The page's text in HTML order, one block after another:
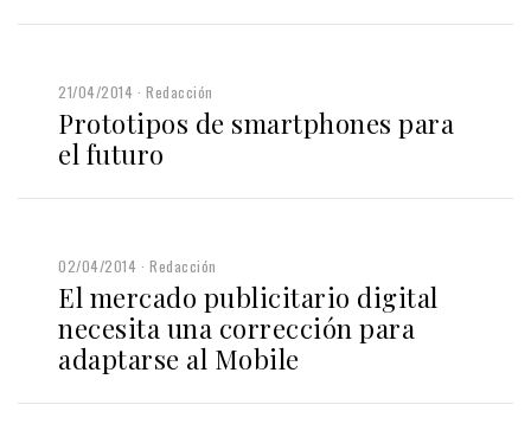
21/04/2014 Redacción
Prototipos de smartphones para
el futuro
02/04/2014 Redacción
El mercado publicitario digital
necesita una corrección para
adaptarse al Mobile